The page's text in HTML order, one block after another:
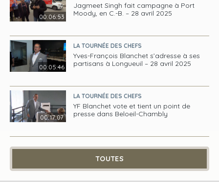
00:06:53
Jagmeet Singh fait campagne à Port
Moody, en C.-B. – 28 avril 2025
00:05:46
LA TOURNÉE DES CHEFS
Yves-François Blanchet s’adresse à ses
partisans à Longueuil – 28 avril 2025
00:17:07
LA TOURNÉE DES CHEFS
YF Blanchet vote et tient un point de
presse dans Beloeil-Chambly
TOUTES